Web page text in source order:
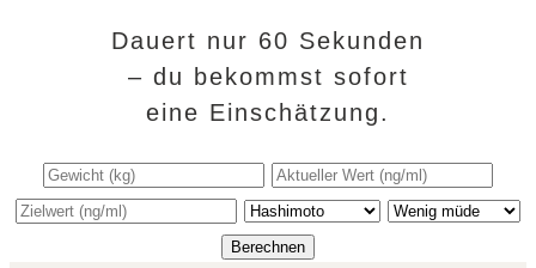
Dauert nur 60 Sekunden
– du bekommst sofort
eine Einschätzung.
Berechnen